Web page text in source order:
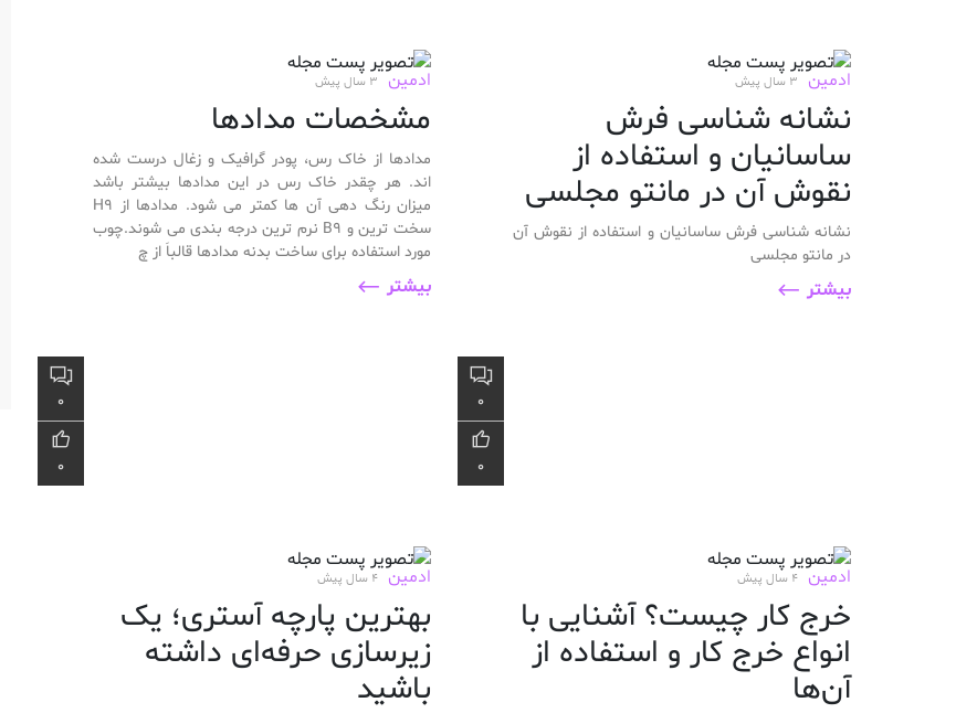
ادمین 3 سال پیش
نشانه شناسی فرش
ساسانیان و استفاده از
نقوش آن در مانتو مجلسی
نشانه شناسی فرش ساسانیان و استفاده از نقوش آن
در مانتو مجلسی
بیشتر
ادمین 3 سال پیش
مشخصات مدادها
مدادها از خاک رس، پودر گرافیک و زغال درست شده
اند. هر چقدر خاک رس در این مدادها بیشتر باشد
میزان رنگ دهی آن ها کمتر می شود. مدادها از H9
سخت ترین و B9 نرم ترین درجه بندی می شوند.چوب
مورد استفاده برای ساخت بدنه مدادها قالباَ از چ
بیشتر
ادمین 4 سال پیش
0
0
خرج کار چیست؟ آشنایی با
انواع خرج کار و استفاده از
آن‌ها
ادمین 4 سال پیش
0
0
بهترین پارچه آستری؛ یک
زیرسازی حرفه‌ای داشته
باشید